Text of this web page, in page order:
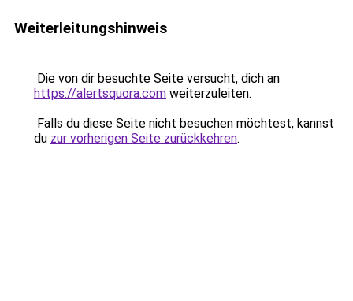
Weiterleitungshinweis
Die von dir besuchte Seite versucht, dich an
https://alertsquora.com weiterzuleiten.
Falls du diese Seite nicht besuchen möchtest, kannst
du zur vorherigen Seite zurückkehren.